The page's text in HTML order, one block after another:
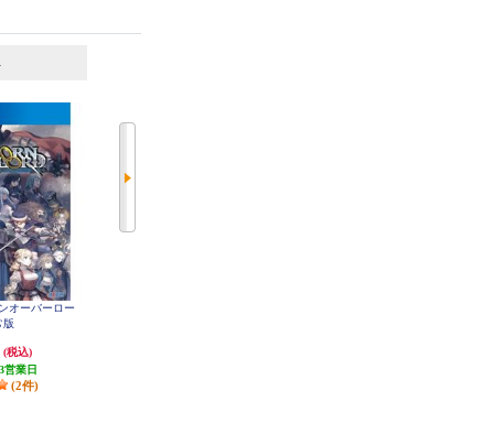
オーバーロー
版
(税込)
3営業日
(2件)